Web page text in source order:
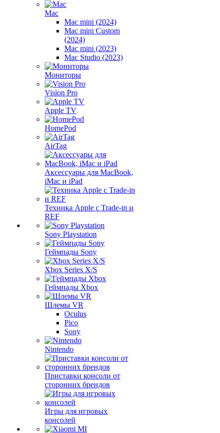
Mac
Mac mini (2024)
Mac mini Custom
(2024)
Mac mini (2023)
Mac Studio (2023)
Мониторы
Vision Pro
Apple TV
HomePod
AirTag
Аксессуары для MacBook,
iMac и iPad
Техника Apple с Trade-in и
REF
Sony Playstation
Геймпады Sony
Xbox Series X/S
Геймпады Xbox
Шлемы VR
Oculus
Pico
Sony
Nintendo
Приставки консоли от
сторонних брендов
Игры для игровых
консолей